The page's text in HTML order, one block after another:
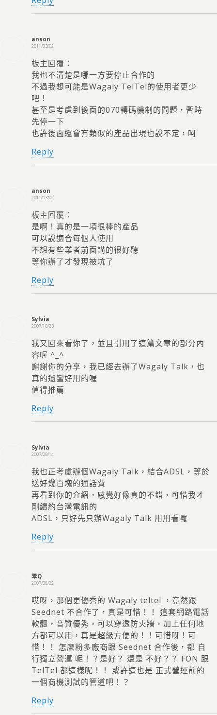
anson
2011/03/02
板主回覆：
我也不清楚是哪一方要停止合作的
不過我想可能是Wagaly TelTel的使用者更少
吧！
甚至是考慮到後面的070轉碼機制的問題，暫時
先停一下
也許後面還會有類似的產品出現也說不定，呵
Reply
anson
2011/03/02
板主回覆：
是啊！真的是一項很棒的產品
可以說適合每個人使用
不想有些業者前面講的很好聽
等你辦了才發現被坑了
Reply
Sylvia
2007/10/23
我又回來看你了，並且引用了這篇文章的部分內
容喔 ^_^
謝謝你的分享，我已經去辦了Wagaly Talk，也
真的還蠻好用的喔
值得推薦
Reply
Sylvia
2007/09/14
我也正考慮辦個Wagaly Talk，結合ADSL，等於
送好幾百塊的通話費
再看到你的介紹，感覺好像真的不錯，可惜我才
剛續約台灣電訊的
ADSL，只好先只辦Wagaly Talk 用用看囉
Reply
笨Q
2007/08/22
哎呀，那個更優秀的 Wagaly teltel ，竟然跟
Seednet 不合作了，真是可惜！！ 這套網路電話
軟體，音質優秀，可以穿透防火牆，加上任何地
方都可以用，真是超級方便的！！可惜呀！可
惜！！ 怎麼粉多廠商跟 Seednet 合作後，都 自
行獨立營運 呢！？是好？ 還是 不好？？ FON 跟
TelTel 都這樣呢！！ 或許這也是 正式營運前的
一個商機測試的管道吧！？
Reply